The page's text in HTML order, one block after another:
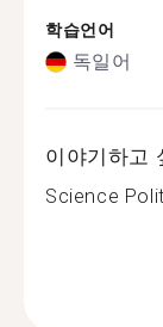
학습언어
독일어
이야기하고
Science